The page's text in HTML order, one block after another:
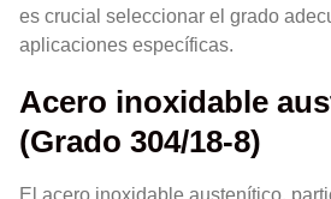
es crucial seleccionar el grado
aplicaciones específicas.
Acero inoxidable
(Grado 304/18-8)